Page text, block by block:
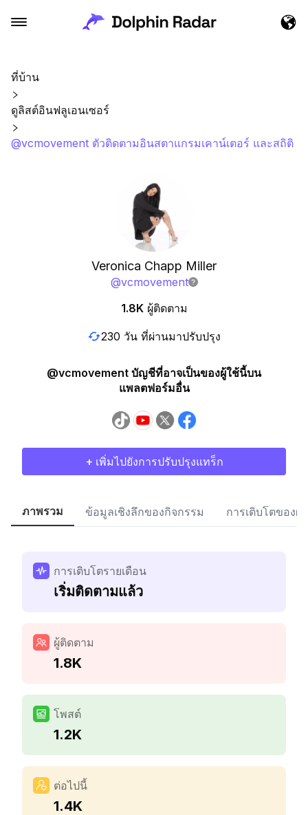
ที่บ้าน
ดูลิสต์อินฟลูเอนเซอร์
@vcmovement ตัวติดตามอินสตาแกรมเคาน์เตอร์ และสถิติ
Veronica Chapp Miller
@vcmovement
1.8K ผู้ติดตาม
230 วัน ที่ผ่านมาปรับปรุง
@vcmovement บัญชีที่อาจเป็นของผู้ใช้นี้บน
แพลตฟอร์มอื่น
+ เพิ่มไปยังการปรับปรุงแทร็ก
ภาพรวม ข้อมูลเชิงลึกของกิจกรรม การเติบโตของผู้
การเติบโตรายเดือน
เริ่มติดตามแล้ว
ผู้ติดตาม
1.8K
โพสต์
1.2K
ต่อไปนี้
1.4K